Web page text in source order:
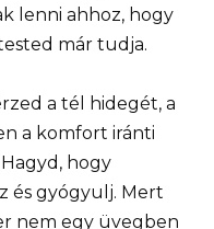
lenni ahhoz, hogy
már tudja.
a tél hidegét, a
a komfort iránti
hogy
és gyógyulj. Mert
nem egy üvegben